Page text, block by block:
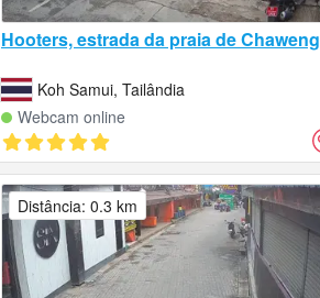
Hooters, estrada da praia de Chaweng
Koh Samui, Tailândia
Webcam online
Distância: 0.3 km